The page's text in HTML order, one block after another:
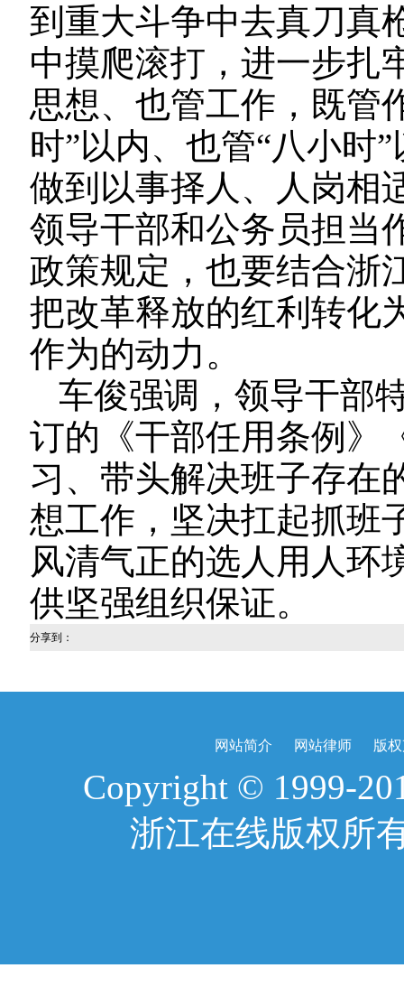
到重大斗争中去真刀真
中摸爬滚打，进一步扎
思想、也管工作，既管
时”以内、也管“八小时
做到以事择人、人岗相
领导干部和公务员担当
政策规定，也要结合浙
把改革释放的红利转化
作为的动力。
车俊强调，领导干部
订的《干部任用条例》
习、带头解决班子存在
想工作，坚决扛起抓班
风清气正的选人用人环
供坚强组织保证。
分享到：
网站简介 网站律师 版
Copyright © 1999-
浙江在线版权所